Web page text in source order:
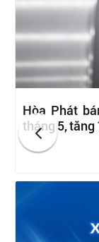
Hòa Phát
tháng 5, tăng